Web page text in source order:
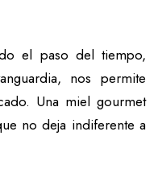
el paso del tiempo,
nos permite
Una miel gourmet
no deja indiferente a